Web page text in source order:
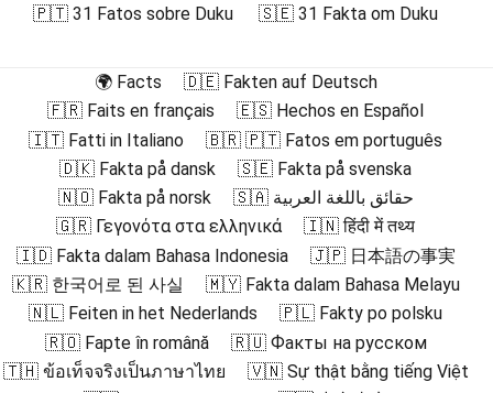
🇵🇹 31 Fatos sobre Duku
🇸🇪 31 Fakta om Duku
🌍 Facts
🇩🇪 Fakten auf Deutsch
🇫🇷 Faits en français
🇪🇸 Hechos en Español
🇮🇹 Fatti in Italiano
🇧🇷 🇵🇹 Fatos em português
🇩🇰 Fakta på dansk
🇸🇪 Fakta på svenska
🇳🇴 Fakta på norsk
🇸🇦 حقائق باللغة العربية
🇬🇷 Γεγονότα στα ελληνικά
🇮🇳 हिंदी में तथ्य
🇮🇩 Fakta dalam Bahasa Indonesia
🇯🇵 日本語の事実
🇰🇷 한국어로 된 사실
🇲🇾 Fakta dalam Bahasa Melayu
🇳🇱 Feiten in het Nederlands
🇵🇱 Fakty po polsku
🇷🇴 Fapte în română
🇷🇺 Факты на русском
🇹🇭 ข้อเท็จจริงเป็นภาษาไทย
🇻🇳 Sự thật bằng tiếng Việt